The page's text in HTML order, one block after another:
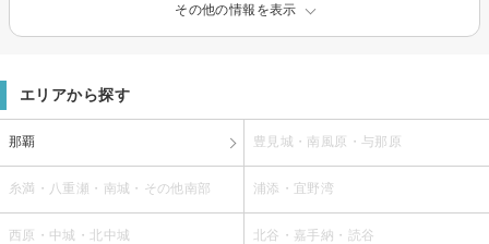
その他の情報を表示
エリアから探す
那覇 豊見城・南風原・与那原
糸満・八重瀬・南城・その他南部 浦添・宜野湾
西原・中城・北中城 北谷・嘉手納・読谷